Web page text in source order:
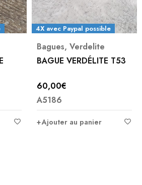
4X avec Paypal possible
Bagues,Verdelite
BAGUE VERDÉLITE T53
60,00€
A5186
Ajouter au panier